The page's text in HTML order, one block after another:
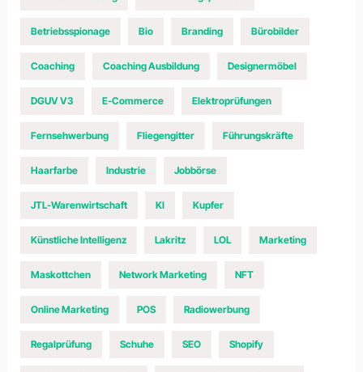
Betriebsspionage Bio Branding Bürobilder
Coaching Coaching Ausbildung Designermöbel
DGUV V3 E-Commerce Elektroprüfungen
Fernsehwerbung Fliegengitter Führungskräfte
Haarfarbe Industrie Jobbörse
JTL-Warenwirtschaft KI Kupfer
Künstliche Intelligenz Lakritz LOL Marketing
Maskottchen Network Marketing NFT
Online Marketing POS Radiowerbung
Regalprüfung Schuhe SEO Shopify